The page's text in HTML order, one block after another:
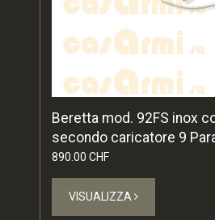
Beretta mod. 92FS inox
secondo caricatore 9
890.00 CHF
VISUALIZZA